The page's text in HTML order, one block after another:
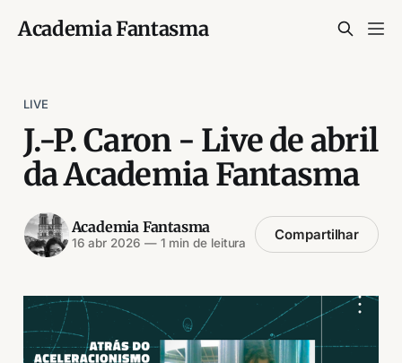
Academia Fantasma
LIVE
J.-P. Caron - Live de abril
da Academia Fantasma
Academia Fantasma
16 abr 2026 —1 min de leitura Compartilhar